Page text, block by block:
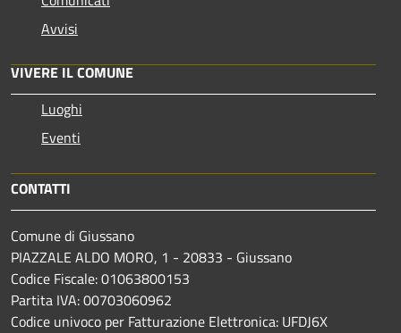
Avvisi
VIVERE IL COMUNE
Luoghi
Eventi
CONTATTI
Comune di Giussano
PIAZZALE ALDO MORO, 1 - 20833 - Giussano
Codice Fiscale: 01063800153
Partita IVA: 00703060962
Codice univoco per Fatturazione Elettronica: UFDJ6X